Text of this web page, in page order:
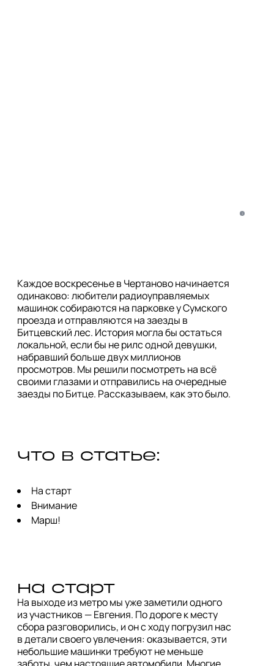
i
Каждое воскресенье в Чертаново начинается
одинаково: любители радиоуправляемых
машинок собираются на парковке у Сумского
проезда и отправляются на заезды в
Битцевский лес. История могла бы остаться
локальной, если бы не рилс одной девушки,
набравший больше двух миллионов
просмотров. Мы решили посмотреть на всё
своими глазами и отправились на очередные
заезды по Битце. Рассказываем, как это было.
что в статье:
На старт
Внимание
Марш!
на старт
На выходе из метро мы уже заметили одного
из участников — Евгения. По дороге к месту
сбора разговорились, и он с ходу погрузил нас
в детали своего увлечения: оказывается, эти
небольшие машинки требуют не меньше